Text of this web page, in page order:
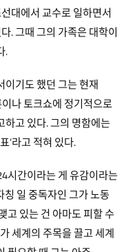
대에서 교수로 일하면서
. 그때 그의 가족은 대학이
.
이기도 했던 그는 현재
나 토크쇼에 정기적으로
고 있다. 그의 명함에는
’라고 적혀 있다.
시간이라는 게 유감이라는
칭 일 중독자인 그가 노동
고 있는 건 아마도 피할 수
세계의 주목을 끌고 세계